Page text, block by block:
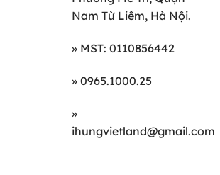
Nam Từ Liêm, Hà Nội.
» MST: 0110856442
» 0965.1000.25
»
ihungvietland@gmail.com